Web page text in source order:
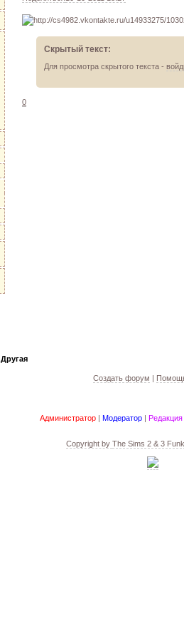
Скрытый текст:
Для просмотра скрытого текста -
0
Другая
Создать форум
Администратор Модератор Редакция
Copyright by The Sims 2 & 3